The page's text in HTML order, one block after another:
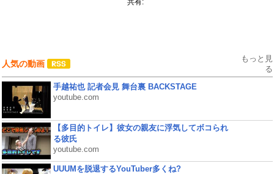
共有:
人気の動画
もっと見
る
手越祐也 記者会見 舞台裏 BACKSTAGE
youtube.com
【多目的トイレ】彼女の親友に浮気してボコられ
る彼氏
youtube.com
UUUMを脱退するYouTuber多くね?